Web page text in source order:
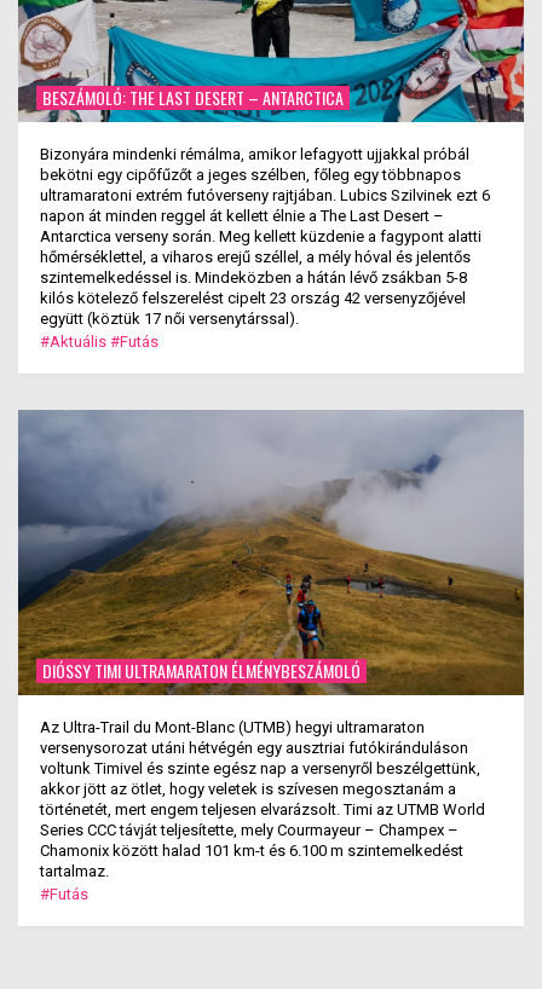
BESZÁMOLÓ: THE LAST DESERT – ANTARCTICA
Bizonyára mindenki rémálma, amikor lefagyott ujjakkal próbál
bekötni egy cipőfűzőt a jeges szélben, főleg egy többnapos
ultramaratoni extrém futóverseny rajtjában. Lubics Szilvinek ezt 6
napon át minden reggel át kellett élnie a The Last Desert –
Antarctica verseny során. Meg kellett küzdenie a fagypont alatti
hőmérséklettel, a viharos erejű széllel, a mély hóval és jelentős
szintemelkedéssel is. Mindeközben a hátán lévő zsákban 5-8
kilós kötelező felszerelést cipelt 23 ország 42 versenyzőjével
együtt (köztük 17 női versenytárssal).
#Aktuális #Futás
DIÓSSY TIMI ULTRAMARATON ÉLMÉNYBESZÁMOLÓ
Az Ultra-Trail du Mont-Blanc (UTMB) hegyi ultramaraton
versenysorozat utáni hétvégén egy ausztriai futókiránduláson
voltunk Timivel és szinte egész nap a versenyről beszélgettünk,
akkor jött az ötlet, hogy veletek is szívesen megosztanám a
történetét, mert engem teljesen elvarázsolt. Timi az UTMB World
Series CCC távját teljesítette, mely Courmayeur – Champex –
Chamonix között halad 101 km-t és 6.100 m szintemelkedést
tartalmaz.
#Futás